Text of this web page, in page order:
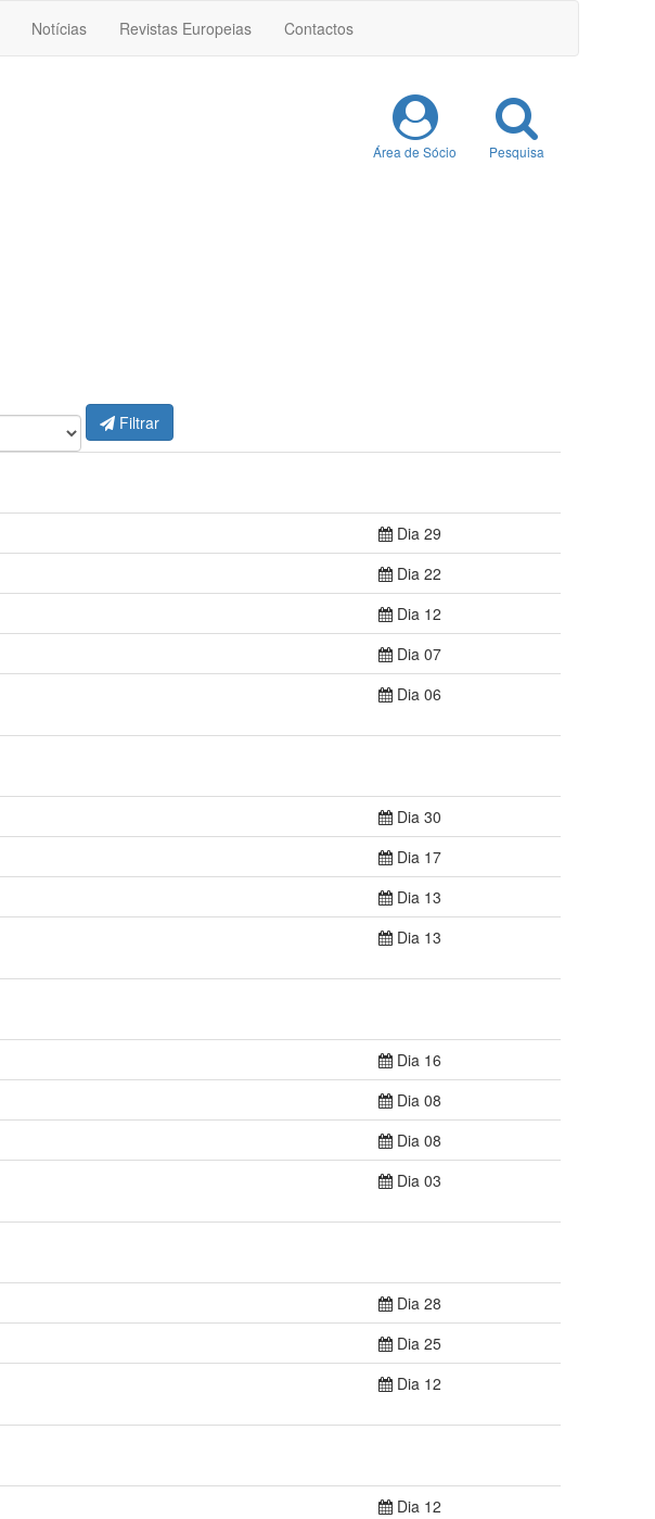
Notícias Revistas Europeias Contactos
Área de Sócio Pesquisa
Filtrar
Dia 29
Dia 22
Dia 12
Dia 07
Dia 06
Dia 30
Dia 17
Dia 13
Dia 13
Dia 16
Dia 08
Dia 08
Dia 03
Dia 28
Dia 25
Dia 12
Dia 12